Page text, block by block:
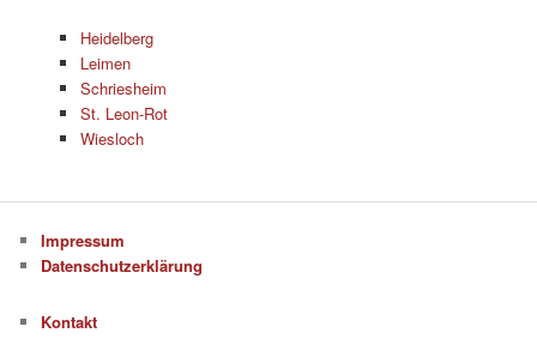
Heidelberg
Leimen
Schriesheim
St. Leon-Rot
Wiesloch
Impressum
Datenschutzerklärung
Kontakt